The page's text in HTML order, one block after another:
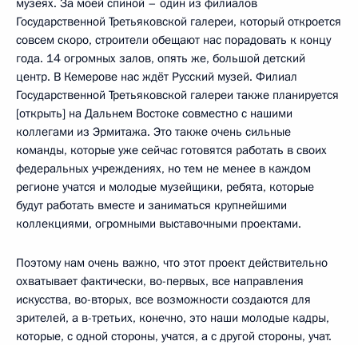
Государственной Третьяковской галереи, который откроется
совсем скоро, строители обещают нас порадовать к концу
года. 14 огромных залов, опять же, большой детский
центр. В Кемерове нас ждёт Русский музей. Филиал
Государственной Третьяковской галереи также планируется
[открыть] на Дальнем Востоке совместно с нашими
коллегами из Эрмитажа. Это также очень сильные
команды, которые уже сейчас готовятся работать в своих
федеральных учреждениях, но тем не менее в каждом
регионе учатся и молодые музейщики, ребята, которые
будут работать вместе и заниматься крупнейшими
коллекциями, огромными выставочными проектами.
Поэтому нам очень важно, что этот проект действительно
охватывает фактически, во-первых, все направления
искусства, во-вторых, все возможности создаются для
зрителей, а в-третьих, конечно, это наши молодые кадры,
которые, с одной стороны, учатся, а с другой стороны, учат.